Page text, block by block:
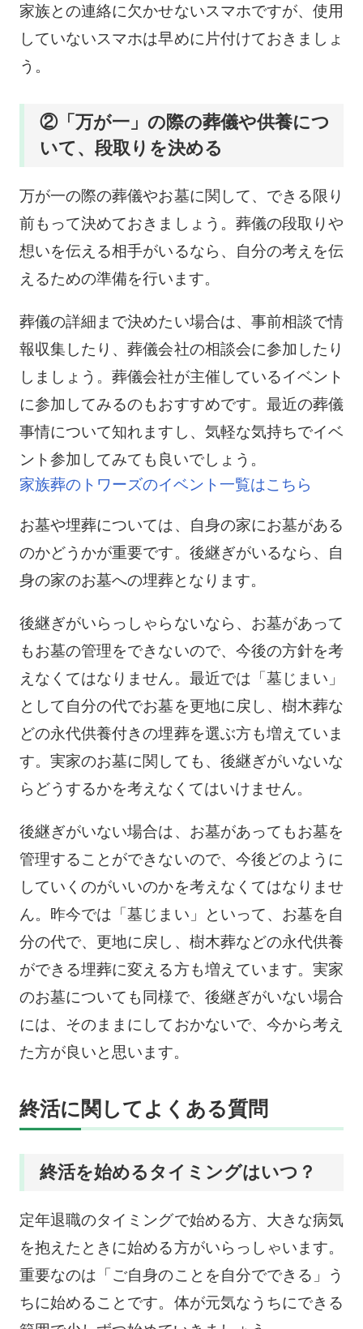
家族との連絡に欠かせないスマホですが、使用
していないスマホは早めに片付けておきましょ
う。
②「万が一」の際の葬儀や供養につ
いて、段取りを決める
万が一の際の葬儀やお墓に関して、できる限り
前もって決めておきましょう。葬儀の段取りや
想いを伝える相手がいるなら、自分の考えを伝
えるための準備を行います。
葬儀の詳細まで決めたい場合は、事前相談で情
報収集したり、葬儀会社の相談会に参加したり
しましょう。葬儀会社が主催しているイベント
に参加してみるのもおすすめです。最近の葬儀
事情について知れますし、気軽な気持ちでイベ
ント参加してみても良いでしょう。
家族葬のトワーズのイベント一覧はこちら
お墓や埋葬については、自身の家にお墓がある
のかどうかが重要です。後継ぎがいるなら、自
身の家のお墓への埋葬となります。
後継ぎがいらっしゃらないなら、お墓があって
もお墓の管理をできないので、今後の方針を考
えなくてはなりません。最近では「墓じまい」
として自分の代でお墓を更地に戻し、樹木葬な
どの永代供養付きの埋葬を選ぶ方も増えていま
す。実家のお墓に関しても、後継ぎがいないな
らどうするかを考えなくてはいけません。
後継ぎがいない場合は、お墓があってもお墓を
管理することができないので、今後どのように
していくのがいいのかを考えなくてはなりませ
ん。昨今では「墓じまい」といって、お墓を自
分の代で、更地に戻し、樹木葬などの永代供養
ができる埋葬に変える方も増えています。実家
のお墓についても同様で、後継ぎがいない場合
には、そのままにしておかないで、今から考え
た方が良いと思います。
終活に関してよくある質問
終活を始めるタイミングはいつ？
定年退職のタイミングで始める方、大きな病気
を抱えたときに始める方がいらっしゃいます。
重要なのは「ご自身のことを自分でできる」う
ちに始めることです。体が元気なうちにできる